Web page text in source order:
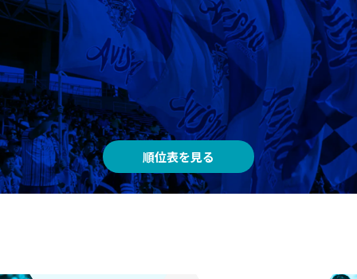
順位表を見る